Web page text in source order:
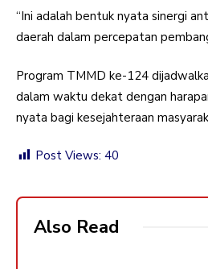
“Ini adalah bentuk nyata sinergi
daerah dalam percepatan
Program TMMD ke-124
dalam waktu dekat dengan
nyata bagi kesejahteraan
Post Views: 40
Also Read